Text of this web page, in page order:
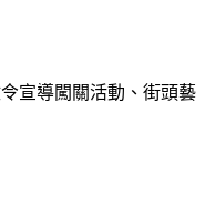
宣導闖關活動、街頭藝